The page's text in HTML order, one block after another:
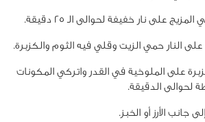
على نار خفيفة لحوالى الـ 25 دقيقة.
النار حمي الزيت وقلي فيه الثوم والكزبرة.
على الملوخية في القدر واتركي المكونات
لحوالى الدقيقة.
جانب الأرز أو الخبز.